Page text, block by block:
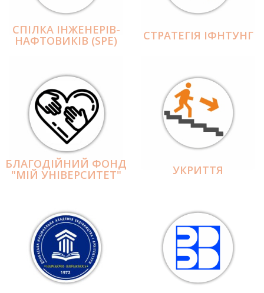
СПІЛКА ІНЖЕНЕРІВ-
НАФТОВИКІВ (SPE) СТРАТЕГІЯ ІФНТУНГ
БЛАГОДІЙНИЙ ФОНД
"МІЙ УНІВЕРСИТЕТ" УКРИТТЯ